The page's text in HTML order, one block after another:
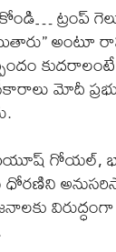
ట్రంప్
అంటూ
మోదీ
గోయల్,